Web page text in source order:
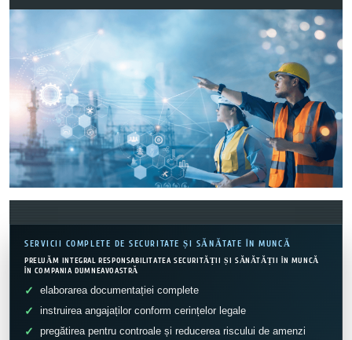
SERVICII COMPLETE DE SECURITATE ȘI SĂNĂTATE ÎN MUNCĂ
PRELUĂM INTEGRAL RESPONSABILITATEA SECURITĂȚII ȘI SĂNĂTĂȚII ÎN MUNCĂ
ÎN COMPANIA DUMNEAVOASTRĂ
elaborarea documentației complete
instruirea angajaților conform cerințelor legale
pregătirea pentru controale și reducerea riscului de amenzi